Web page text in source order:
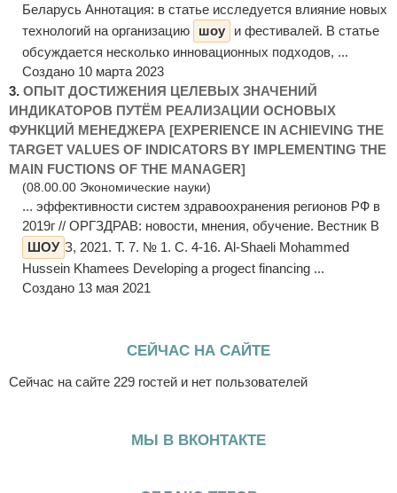
Беларусь Аннотация: в статье исследуется влияние новых
технологий на организацию
шоу
и фестивалей. В статье
обсуждается несколько инновационных подходов, ...
Создано 10 марта 2023
3. ОПЫТ ДОСТИЖЕНИЯ ЦЕЛЕВЫХ ЗНАЧЕНИЙ
ИНДИКАТОРОВ ПУТЁМ РЕАЛИЗАЦИИ ОСНОВЫХ
ФУНКЦИЙ МЕНЕДЖЕРА [EXPERIENCE IN ACHIEVING THE
TARGET VALUES OF INDICATORS BY IMPLEMENTING THE
MAIN FUCTIONS OF THE MANAGER]
(08.00.00 Экономические науки)
... эффективности систем здравоохранения регионов РФ в
2019г // ОРГЗДРАВ: новости, мнения, обучение. Вестник В
ШОУ З, 2021. Т. 7. № 1. С. 4-16. Al-Shaeli Mohammed
Hussein Khamees Developing a progect financing ...
Создано 13 мая 2021
СЕЙЧАС НА САЙТЕ
Сейчас на сайте 229 гостей и нет пользователей
МЫ В ВКОНТАКТЕ